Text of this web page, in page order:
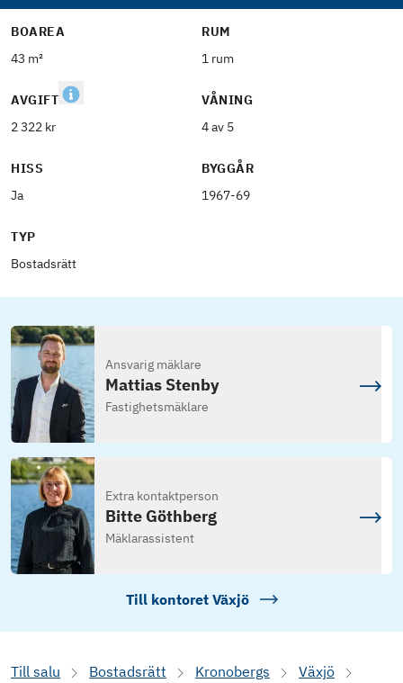
BOAREA
43 m²
RUM
1 rum
AVGIFT
2 322 kr
VÅNING
4 av 5
HISS
Ja
BYGGÅR
1967-69
TYP
Bostadsrätt
Ansvarig mäklare
Mattias Stenby
Fastighetsmäklare
Extra kontaktperson
Bitte Göthberg
Mäklarassistent
Till kontoret Växjö
Till salu Bostadsrätt Kronobergs
Växjö